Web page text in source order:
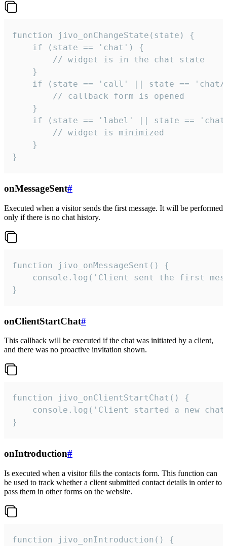
function jivo_onChangeState(state) {
    if (state == 'chat') {
        // widget is in the chat state
    }
if (state == 'call' || state ==
        // callback form is opened
    }
if (state == 'label' || state ==
        // widget is minimized
    }
}
onMessageSent#
Executed when a visitor sends the first message. It will be performed
only if there is no chat history.
function jivo_onMessageSent() {
console.log('Client sent the first
}
onClientStartChat#
This callback will be executed if the chat was initiated by a client,
and there was no proactive invitation shown.
function jivo_onClientStartChat() {
console.log('Client started a new
}
onIntroduction#
Is executed when a visitor fills the contacts form. This function can
be used to track whether a client submitted contact details in order to
pass them in other forms on the website.
function jivo_onIntroduction() {